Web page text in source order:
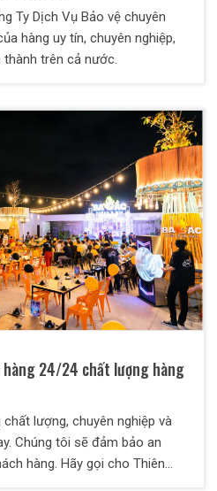
Ty Dịch Vụ Bảo vệ chuyên
hàng uy tín, chuyên nghiệp,
trên cả nước.
hàng 24/24 chất lượng hàng
lượng, chuyên nghiệp và
Chúng tôi sẽ đảm bảo an
hàng. Hãy gọi cho Thiên